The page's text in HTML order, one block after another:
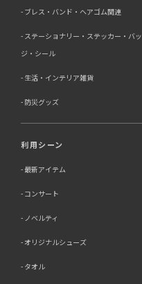
ブレス・バンド・ヘアゴム関連
ステーショナリー・ステッカー・バッ
ジ・シール
生活・インテリア雑貨
防災グッズ
利用シーン
最新アイテム
コンサート
ノベルティ
オリジナルシューズ
タオル